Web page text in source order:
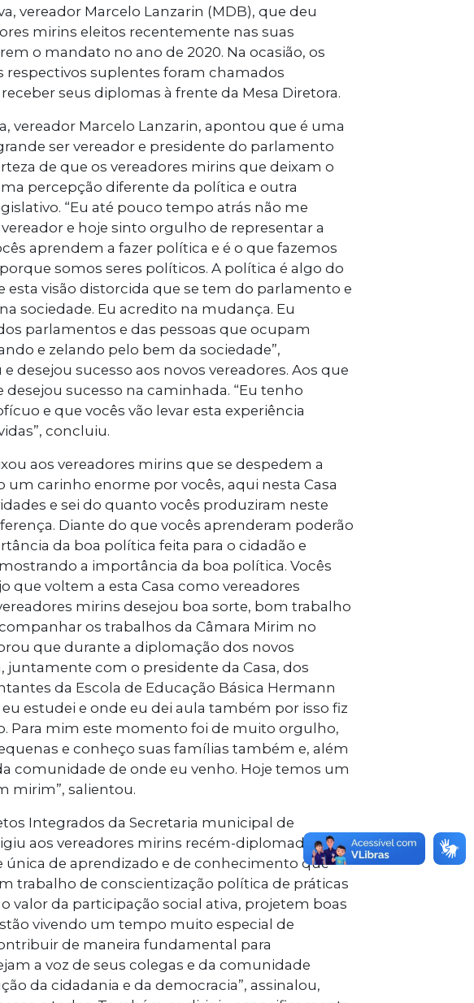
vereador Marcelo Lanzarin (MDB), que deu
mirins eleitos recentemente nas suas
o mandato no ano de 2020. Na ocasião, os
respectivos suplentes foram chamados
seus diplomas à frente da Mesa Diretora.
vereador Marcelo Lanzarin, apontou que é uma
ser vereador e presidente do parlamento
de que os vereadores mirins que deixam o
percepção diferente da política e outra
“Eu até pouco tempo atrás não me
e hoje sinto orgulho de representar a
aprendem a fazer política e é o que fazemos
somos seres políticos. A política é algo do
esta visão distorcida que se tem do parlamento e
sociedade. Eu acredito na mudança. Eu
parlamentos e das pessoas que ocupam
e zelando pelo bem da sociedade”,
desejou sucesso aos novos vereadores. Aos que
sucesso na caminhada. “Eu tenho
e que vocês vão levar esta experiência
concluiu.
aos vereadores mirins que se despedem a
carinho enorme por vocês, aqui nesta Casa
e sei do quanto vocês produziram neste
Diante do que vocês aprenderam poderão
da boa política feita para o cidadão e
a importância da boa política. Vocês
que voltem a esta Casa como vereadores
mirins desejou boa sorte, bom trabalho
os trabalhos da Câmara Mirim no
que durante a diplomação dos novos
juntamente com o presidente da Casa, dos
da Escola de Educação Básica Hermann
estudei e onde eu dei aula também por isso fiz
Para mim este momento foi de muito orgulho,
e conheço suas famílias também e, além
comunidade de onde eu venho. Hoje temos um
mirim”, salientou.
Integrados da Secretaria municipal de
aos vereadores mirins recém-diplomados.
única de aprendizado e de conhecimento que
trabalho de conscientização política de práticas
valor da participação social ativa, projetem boas
vivendo um tempo muito especial de
de maneira fundamental para
a voz de seus colegas e da comunidade
da cidadania e da democracia”, assinalou,